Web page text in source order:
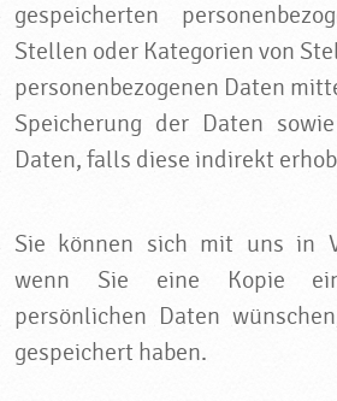
gespeicherten
Stellen oder Kategorien von
personenbezogenen Daten
Speicherung der Daten
Daten, falls diese indirekt
Sie können sich mit uns in
wenn Sie eine Kopie
persönlichen Daten
gespeichert haben.